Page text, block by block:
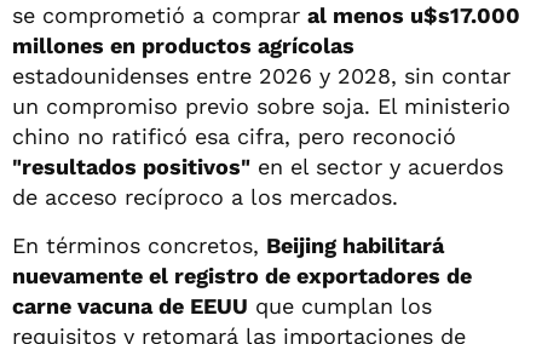
se comprometió a comprar al menos u$s17.000
millones en productos agrícolas
estadounidenses entre 2026 y 2028, sin contar
un compromiso previo sobre soja. El ministerio
chino no ratificó esa cifra, pero reconoció
"resultados positivos" en el sector y acuerdos
de acceso recíproco a los mercados.
En términos concretos, Beijing habilitará
nuevamente el registro de exportadores de
carne vacuna de EEUU que cumplan los
requisitos y retomará las importaciones de